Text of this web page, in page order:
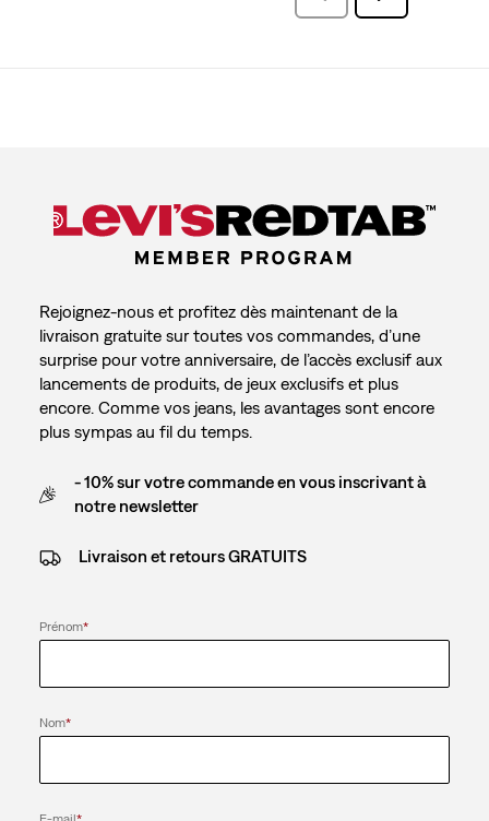
avis
Rejoignez-nous et profitez dès maintenant de la
livraison gratuite sur toutes vos commandes, d’une
surprise pour votre anniversaire, de l’accès exclusif aux
lancements de produits, de jeux exclusifs et plus
encore. Comme vos jeans, les avantages sont encore
plus sympas au fil du temps.
- 10% sur votre commande en vous inscrivant à
notre newsletter
Livraison et retours GRATUITS
Prénom*
Nom*